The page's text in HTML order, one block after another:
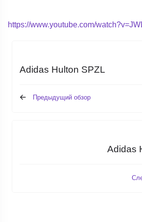
https://www.youtube.com/
Adidas Hulton SPZL
Предыдущий обзор
Adidas